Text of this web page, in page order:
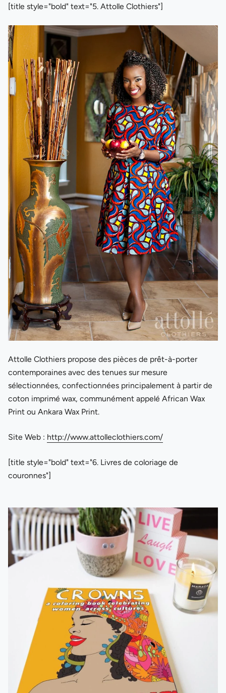
[title style="bold" text="5. Attolle Clothiers"]
Attolle Clothiers propose des pièces de prêt-à-porter
contemporaines avec des tenues sur mesure
sélectionnées, confectionnées principalement à partir de
coton imprimé wax, communément appelé African Wax
Print ou Ankara Wax Print.
Site Web : http://www.attolleclothiers.com/
[title style="bold" text="6. Livres de coloriage de
couronnes"]